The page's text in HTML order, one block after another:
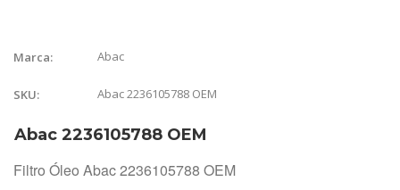
Marca: Abac
SKU: Abac 2236105788 OEM
Abac 2236105788 OEM
Filtro Óleo Abac 2236105788 OEM